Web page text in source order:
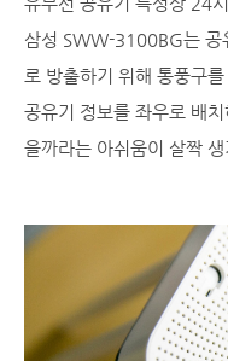
삼성 SWW-3100BG는 공
로 방출하기 위해 통풍구
공유기 정보를 좌우로 배
을까라는 아쉬움이 살짝 생